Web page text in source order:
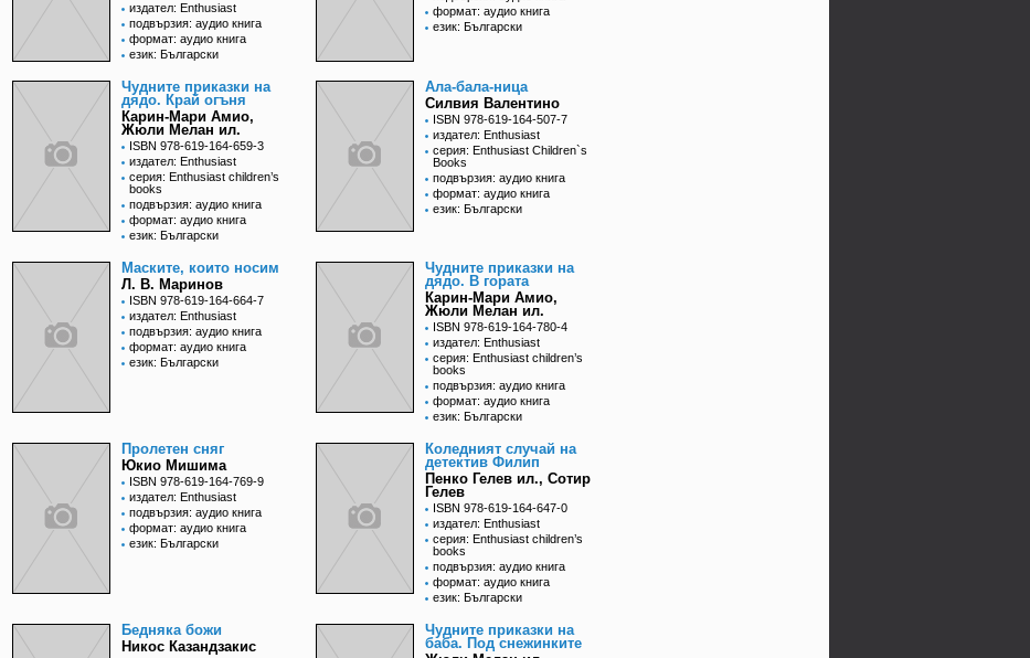
издател: Enthusiast
подвързия: аудио книга
формат: аудио книга
език: Български
формат: аудио книга
език: Български
Чудните приказки на
дядо. Край огъня
Карин-Мари Амио,
Жюли Мелан ил.
ISBN 978-619-164-659-3
издател: Enthusiast
серия: Enthusiast children’s
books
подвързия: аудио книга
формат: аудио книга
език: Български
Ала-бала-ница
Силвия Валентино
ISBN 978-619-164-507-7
издател: Enthusiast
серия: Enthusiast Children`s
Books
подвързия: аудио книга
формат: аудио книга
език: Български
Маските, които носим
Л. В. Маринов
ISBN 978-619-164-664-7
издател: Enthusiast
подвързия: аудио книга
формат: аудио книга
език: Български
Чудните приказки на
дядо. В гората
Карин-Мари Амио,
Жюли Мелан ил.
ISBN 978-619-164-780-4
издател: Enthusiast
серия: Enthusiast children’s
books
подвързия: аудио книга
формат: аудио книга
език: Български
Пролетен сняг
Юкио Мишима
ISBN 978-619-164-769-9
издател: Enthusiast
подвързия: аудио книга
формат: аудио книга
език: Български
Коледният случай на
детектив Филип
Пенко Гелев ил., Сотир
Гелев
ISBN 978-619-164-647-0
издател: Enthusiast
серия: Еnthusiast children’s
books
подвързия: аудио книга
формат: аудио книга
език: Български
Бедняка божи
Никос Казандзакис
Чудните приказки на
баба. Под снежинките